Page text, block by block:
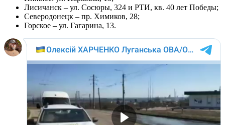
Лисичанск – ул. Сосюры, 324 и РТИ, кв. 40 лет Победы;
Северодонецк – пр. Химиков, 28;
Горское – ул. Гагарина, 13.